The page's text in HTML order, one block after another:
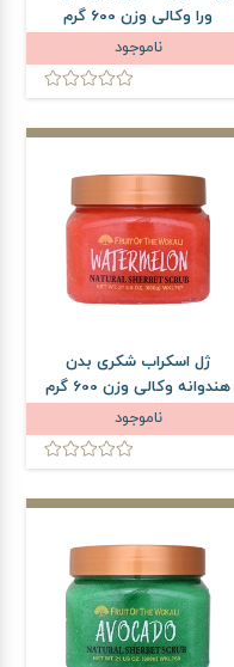
ورا وکالی وزن 600 گرم
ناموجود
ژل اسکراب شکری بدن
هندوانه وکالی وزن 600 گرم
ناموجود